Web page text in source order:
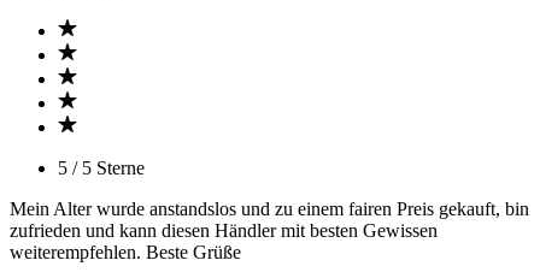
5 / 5 Sterne
Mein Alter wurde anstandslos und zu einem fairen Preis gekauft, bin
zufrieden und kann diesen Händler mit besten Gewissen
weiterempfehlen. Beste Grüße